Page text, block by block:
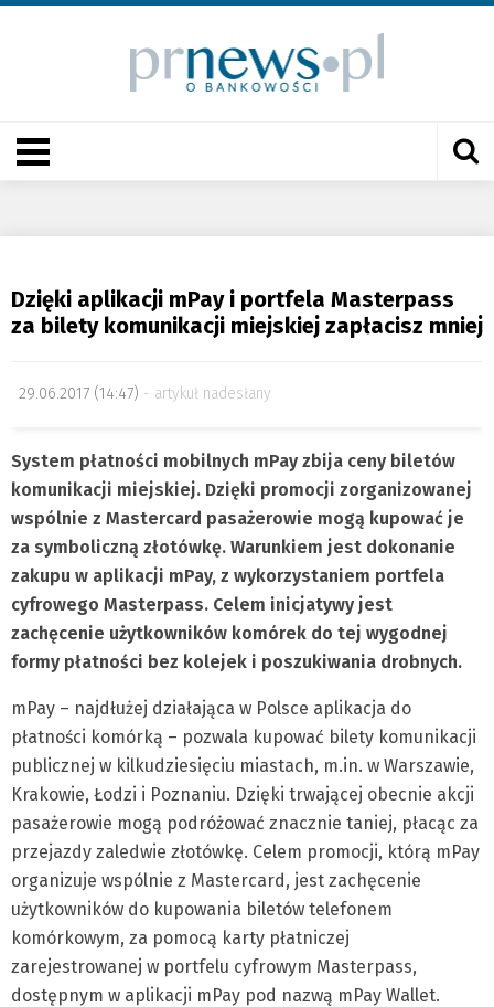
Dzięki aplikacji mPay i portfela Masterpass
za bilety komunikacji miejskiej zapłacisz mniej
29.06.2017 (14:47) artykuł nadesłany
System płatności mobilnych mPay zbija ceny biletów
komunikacji miejskiej. Dzięki promocji zorganizowanej
wspólnie z Mastercard pasażerowie mogą kupować je
za symboliczną złotówkę. Warunkiem jest dokonanie
zakupu w aplikacji mPay, z wykorzystaniem portfela
cyfrowego Masterpass. Celem inicjatywy jest
zachęcenie użytkowników komórek do tej wygodnej
formy płatności bez kolejek i poszukiwania drobnych.
mPay – najdłużej działająca w Polsce aplikacja do
płatności komórką – pozwala kupować bilety komunikacji
publicznej w kilkudziesięciu miastach, m.in. w Warszawie,
Krakowie, Łodzi i Poznaniu. Dzięki trwającej obecnie akcji
pasażerowie mogą podróżować znacznie taniej, płacąc za
przejazdy zaledwie złotówkę. Celem promocji, którą mPay
organizuje wspólnie z Mastercard, jest zachęcenie
użytkowników do kupowania biletów telefonem
komórkowym, za pomocą karty płatniczej
zarejestrowanej w portfelu cyfrowym Masterpass,
dostępnym w aplikacji mPay pod nazwą mPay Wallet.